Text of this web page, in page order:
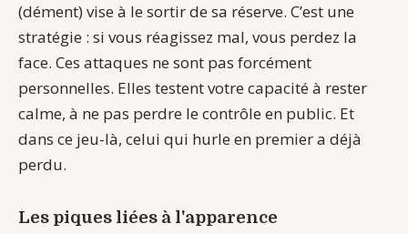
(dément) vise à le sortir de sa réserve. C’est une
stratégie : si vous réagissez mal, vous perdez la
face. Ces attaques ne sont pas forcément
personnelles. Elles testent votre capacité à rester
calme, à ne pas perdre le contrôle en public. Et
dans ce jeu-là, celui qui hurle en premier a déjà
perdu.
Les piques liées à l'apparence